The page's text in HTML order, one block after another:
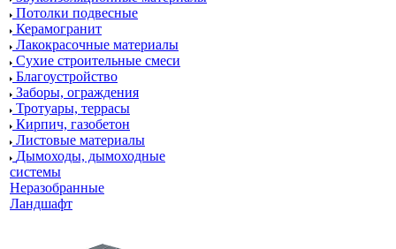
Потолки подвесные
Керамогранит
Лакокрасочные материалы
Сухие строительные смеси
Благоустройство
Заборы, ограждения
Тротуары, террасы
Кирпич, газобетон
Листовые материалы
Дымоходы, дымоходные
системы
Неразобранные
Ландшафт